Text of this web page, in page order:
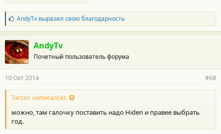
Б
л
а
г
о
д
а
н
о
с
и
:
AndyTvвыразил свою благодарность
AndyTv
Почетный пользователь форума
10 Окт 2014 #68
Tarzan написал(а):
можно, там галочку поставить надо Hiden и правее выбрать
год.